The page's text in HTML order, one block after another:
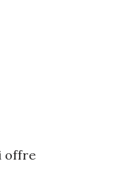
offre